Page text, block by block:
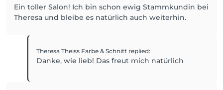
Ein toller Salon! Ich bin schon ewig Stammkundin bei
Theresa und bleibe es natürlich auch weiterhin.
Theresa Theiss Farbe & Schnitt replied:
Danke, wie lieb! Das freut mich natürlich